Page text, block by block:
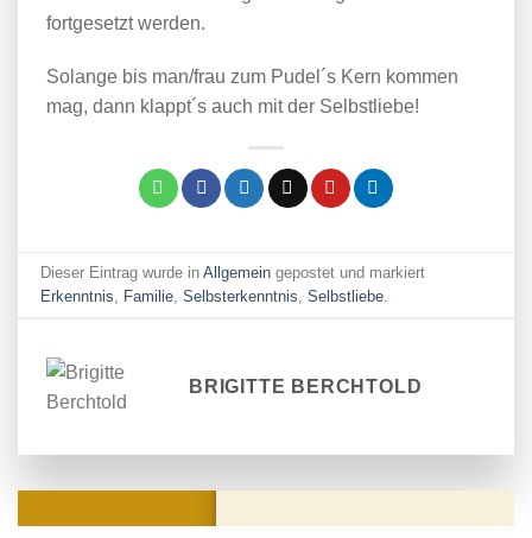
fortgesetzt werden.
Solange bis man/frau zum Pudel´s Kern kommen
mag, dann klappt´s auch mit der Selbstliebe!
Dieser Eintrag wurde inAllgemein gepostet und markiert
Erkenntnis
Familie ,Selbsterkenntnis ,Selbstliebe
BRIGITTE BERCHTOLD